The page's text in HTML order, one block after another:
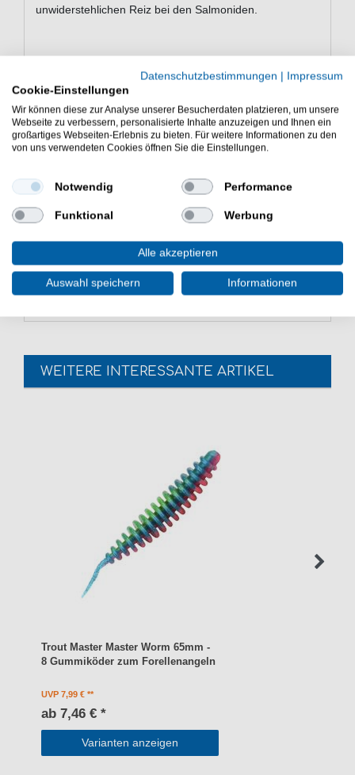
unwiderstehlichen Reiz bei den Salmoniden.
Inline Spin Spoon Forellenblinker
Blinker zum Forellenangeln
Gewicht: 3g
Hakengröße: 6
kontrastreiche Farben
Lieferumfang: 1 Spoon in gewählter Farbe mit
einer goldener Perle und einem Einzelhaken
Der Trout Master Inline Spin Spoon 3g Forellenblinker
ist ein treuer Begleiter bei der Angelei an
Forellenteichen & Forellenseen. Köder für Forelle.
WEITERE INTERESSANTE ARTIKEL
Trout Master Master Worm 65mm -
8 Gummiköder zum Forellenangeln
UVP 7,99 €
ab 7,46 € *
Varianten anzeigen
Datenschutzbestimmungen | Impressum
Cookie-Einstellungen
Wir können diese zur Analyse unserer Besucherdaten platzieren, um unsere
Webseite zu verbessern, personalisierte Inhalte anzuzeigen und Ihnen ein
großartiges Webseiten-Erlebnis zu bieten. Für weitere Informationen zu den
von uns verwendeten Cookies öffnen Sie die Einstellungen.
Notwendig Performance
Funktional Werbung
Alle akzeptieren
Auswahl speichern Informationen